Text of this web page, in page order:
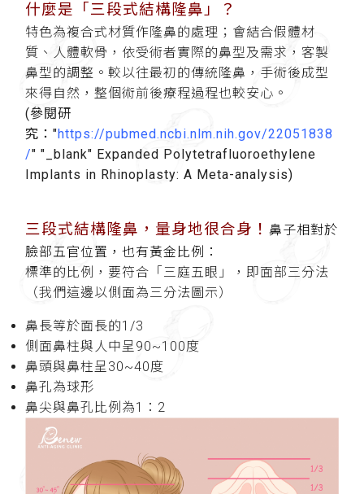
什麼是「三段式結構隆鼻」？
特色為複合式材質作隆鼻的處理；會結合假體材
質、人體軟骨，依受術者實際的鼻型及需求，客製
鼻型的調整。較以往最初的傳統隆鼻，手術後成型
來得自然，整個術前後療程過程也較安心。
(參閱研
究："https://pubmed.ncbi.nlm.nih.gov/22051838
/" "_blank" Expanded Polytetrafluoroethylene
Implants in Rhinoplasty: A Meta-analysis)
三段式結構隆鼻，量身地很合身！ 鼻子相對於
臉部五官位置，也有黃金比例：
標準的比例，要符合「三庭五眼」，即面部三分法
（我們這邊以側面為三分法圖示）
鼻長等於面長的1/3
側面鼻柱與人中呈90~100度
鼻頭與鼻柱呈30~40度
鼻孔為球形
鼻尖與鼻孔比例為1：2